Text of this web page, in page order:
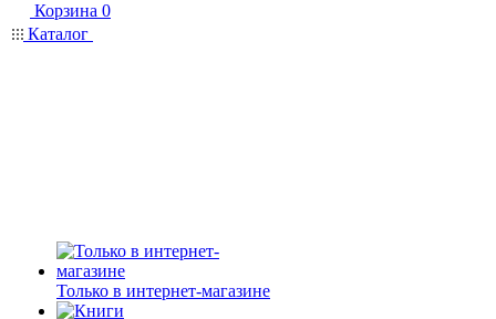
Корзина 0
Каталог
Только в интернет-магазине